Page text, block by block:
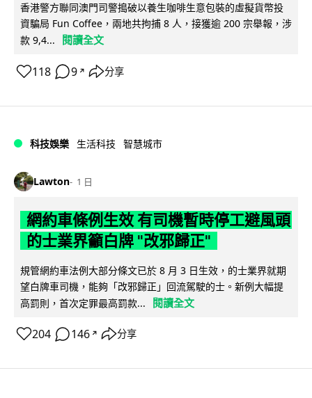
香港警方聯同澳門司警搗破以養生咖啡生意包裝的虛擬貨幣投
資騙局 Fun Coffee，兩地共拘捕 8 人，接獲逾 200 宗舉報，涉
款 9,4...
閱讀全文
118 9 ↗ 分享
科技娛樂 生活科技 智慧城市
Lawton 1 日
網約車條例生效 有司機暫時停工避風頭
的士業界籲白牌 "改邪歸正"
規管網約車法例大部分條文已於 8 月 3 日生效，的士業界就期
望白牌車司機，能夠「改邪歸正」回流駕駛的士。新例大幅提
高罰則，首次定罪最高罰款...
閱讀全文
204 146 ↗ 分享